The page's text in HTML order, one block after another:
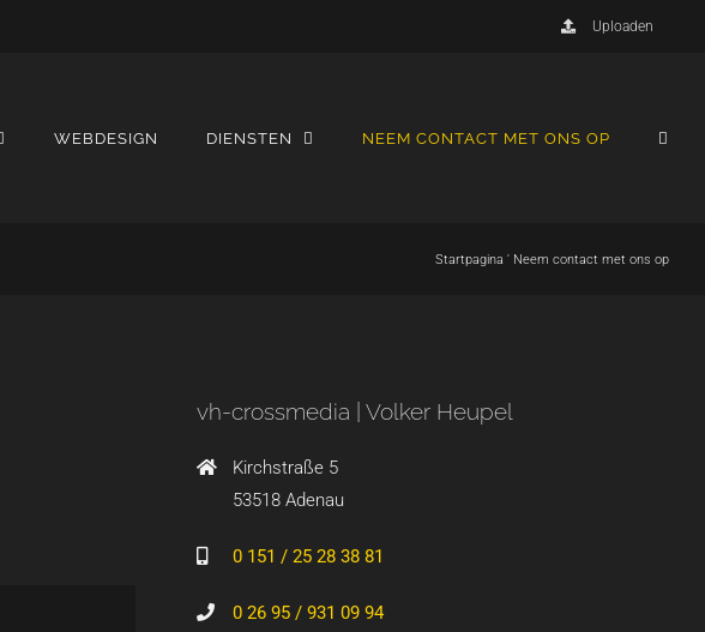
Uploaden
WEBDESIGN DIENSTEN NEEM CONTACT MET ONS OP
Startpagina ' Neem contact met ons op
vh-crossmedia | Volker Heupel
Kirchstraße 5
53518 Adenau
0 151 / 25 28 38 81
0 26 95 / 931 09 94